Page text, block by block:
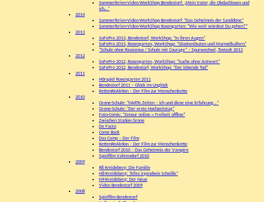
Sommerferien-Video-WorkShop Bendestorf: „Mein Vater, die Obdachlosen und
ich…“
2014
Sommerferien-Video-WorkShop Bendestorf: “Das Geheimnis der Sanddüne”
Sommerferien-Video-WorkShop Rosengarten: “Wie weit würdest Du gehen?”
2013
SoFePro 2013, Bendestorf, WorkShop: “In ihren Augen”
SoFePro 2013, Rosengarten, WorkShop: “Glockenläuten und Murmelkullern”
“Schule ohne Rassismus / Schule mit Courage” – Spurwechsel, Tostedt 2013
2012
SoFePro 2012, Rosengarten, WorkShop: “Suche ohne Antwort”
SoFePro 2012, Bendestorf, WorkShop: “Der lebende Tod”
2011
Hörspiel Rosengarten 2011
Bendestorf 2011 – Glück im Unglück
KettenReAktion – Der Film zur Menschenkette
2010
Grone-Schule: “HARTe Zeiten – Ich und diese eine Erfahrung…”
Grone-Schule: “Der erste Hochzeitstag”
Foto-Comic: “Zensur online = Freiheit offline”
Zwischen Station Grone
De Facto
Come Back
Das Camp – Der Film
KettenReAktion – Der Film zur Menschenkette
Bendestorf 2010 – Das Geheimnis der Vampire
Spielfilm Vahrendorf 2010
2009
R8 Kreideberg: Die Familie
H8-Kreideberg: “Alles irgendwie Scheiße”
H9-Kreideberg: Der Neue
Video Bendestorf 2009
2008
Spielfilm Bendestorf